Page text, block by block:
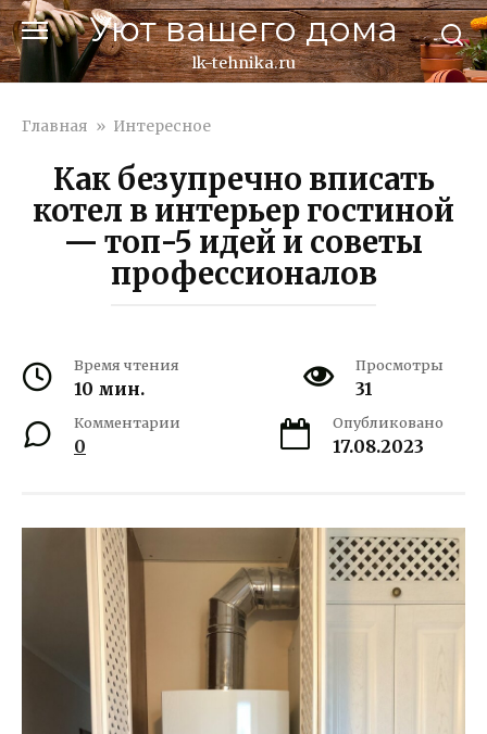
Перейти
к
контенту
Уют вашего дома
lk-tehnika.ru
Главная » Интересное
Как безупречно вписать
котел в интерьер гостиной
— топ-5 идей и советы
профессионалов
Время чтения
10 мин.
Просмотры
31
Комментарии
0
Опубликовано
17.08.2023